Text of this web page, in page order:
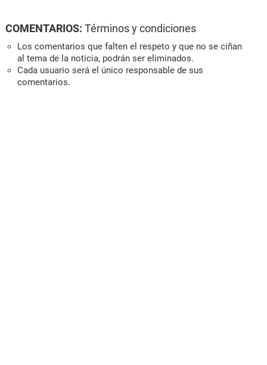
COMENTARIOS: Términos y condiciones
Los comentarios que falten el respeto y que no se ciñan
al tema de la noticia, podrán ser eliminados.
Cada usuario será el único responsable de sus
comentarios.